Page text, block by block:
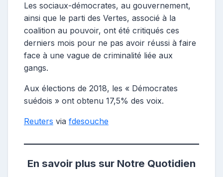
Les sociaux-démocrates, au gouvernement,
ainsi que le parti des Vertes, associé à la
coalition au pouvoir, ont été critiqués ces
derniers mois pour ne pas avoir réussi à faire
face à une vague de criminalité liée aux
gangs.
Aux élections de 2018, les « Démocrates
suédois » ont obtenu 17,5% des voix.
Reuters via fdesouche
En savoir plus sur Notre Quotidien